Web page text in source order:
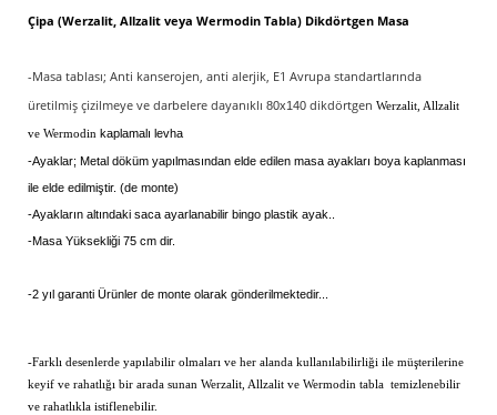
Çipa (Werzalit, Allzalit veya Wermodin Tabla) Dikdörtgen Masa
-Masa tablası; Anti kanserojen, anti alerjik, E1 Avrupa standartlarında
üretilmiş çizilmeye ve darbelere dayanıklı 80x140 dikdörtgen Werzalit, Allzalit
ve Wermodin kaplamalı levha
-Ayaklar; Metal döküm yapılmasından elde edilen masa ayakları boya kaplanması
ile elde edilmiştir. (de monte)
-Ayakların altındaki saca ayarlanabilir bingo plastik ayak..
-Masa Yüksekliği 75 cm dir.
-2 yıl garanti Ürünler de monte olarak gönderilmektedir...
-Farklı desenlerde yapılabilir olmaları ve her alanda kullanılabilirliği ile müşterilerine
keyif ve rahatlığı bir arada sunan Werzalit, Allzalit ve Wermodin tabla temizlenebilir
ve rahatlıkla istiflenebilir.